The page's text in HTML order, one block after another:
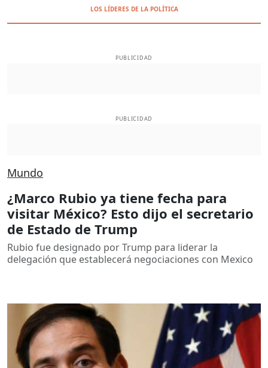
LOS LÍDERES DE LA POLÍTICA
PUBLICIDAD
PUBLICIDAD
Mundo
¿Marco Rubio ya tiene fecha para
visitar México? Esto dijo el secretario
de Estado de Trump
Rubio fue designado por Trump para liderar la
delegación que establecerá negociaciones con Mexico